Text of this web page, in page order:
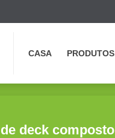
CASA PRODUTOS
deck composto